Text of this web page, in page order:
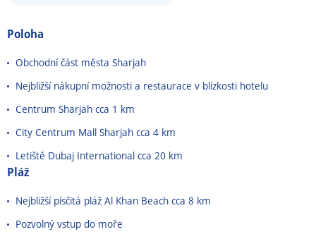
Poloha
Obchodní část města Sharjah
Nejbližší nákupní možnosti a restaurace v blízkosti hotelu
Centrum Sharjah cca 1 km
City Centrum Mall Sharjah cca 4 km
Letiště Dubaj International cca 20 km
Pláž
Nejbližší písčitá pláž Al Khan Beach cca 8 km
Pozvolný vstup do moře